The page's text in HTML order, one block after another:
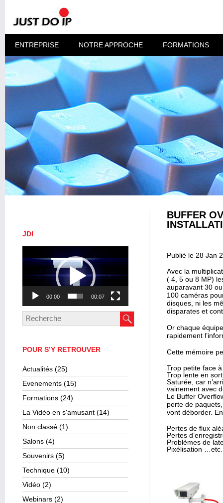
ENTREPRISE NOTRE APPROCHE FORMATIONS
JDI
vidéo
00:00 00:07
POUR S’Y RETROUVER
Actualités (25)
Evenements (15)
Formations (24)
La Vidéo en s'amusant (14)
Non classé (1)
Salons (4)
Souvenirs (5)
Technique (10)
Vidéo (2)
Webinars (2)
BUFFER
Publié le 28 Jan
Avec la
( 4, 5 ou 8 MP)
auparavant 30
100 caméras
disques, ni les
disparates et
Or chaque
rapidement
Cette mémoire
Trop petite face
Trop lente en
Saturée, car
vainement avec
Le Buffer
perte de
vont déborder.
Pertes de flux
Pertes
Problèmes de
Pixélisation …etc.